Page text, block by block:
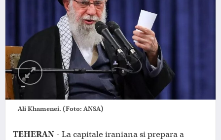
Ali Khamenei. (Foto: ANSA)
TEHERAN - La capitale iraniana si prepara a